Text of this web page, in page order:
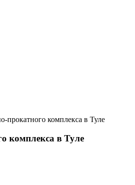
прокатного комплекса в Туле
комплекса в Туле